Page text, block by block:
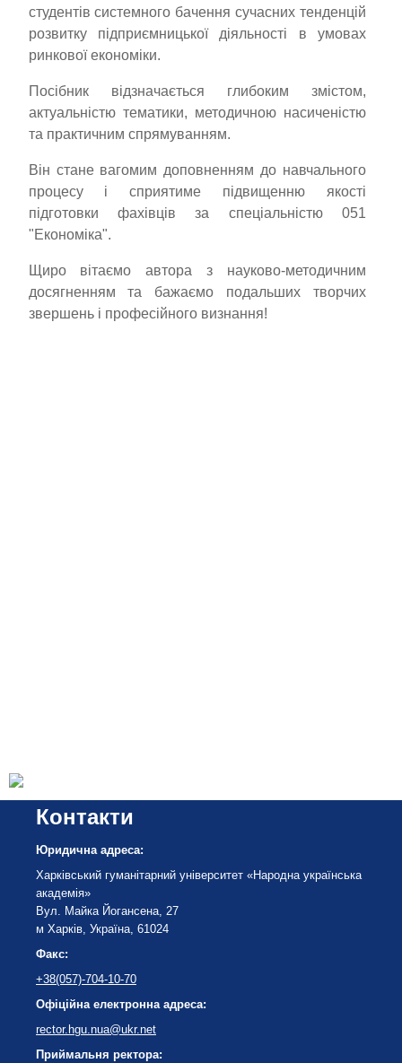
студентів системного бачення сучасних тенденцій
розвитку підприємницької діяльності в умовах
ринкової економіки.
Посібник відзначається глибоким змістом,
актуальністю тематики, методичною насиченістю
та практичним спрямуванням.
Він стане вагомим доповненням до навчального
процесу і сприятиме підвищенню якості
підготовки фахівців за спеціальністю 051
"Економіка".
Щиро вітаємо автора з науково-методичним
досягненням та бажаємо подальших творчих
звершень і професійного визнання!
Контакти
Юридична адреса:
Харківський гуманітарний університет «Народна українська
академія»
Вул. Майка Йогансена, 27
м Харків, Україна, 61024
Факс:
+38(057)-704-10-70
Офіційна електронна адреса:
rector.hgu.nua@ukr.net
Приймальня ректора: